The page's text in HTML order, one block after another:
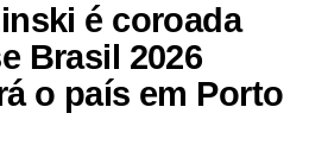
é coroada
Brasil 2026
o país em Porto